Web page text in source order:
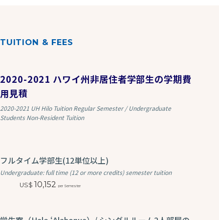
TUITION & FEES
2020-2021 ハワイ州非居住者学部生の学期費
用見積
2020-2021 UH Hilo Tuition Regular Semester / Undergraduate
Students Non-Resident Tuition
フルタイム学部生(12単位以上)
Undergraduate: full time (12 or more credits) semester tuition
10,152 per Semester